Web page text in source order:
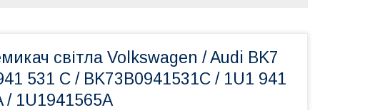
світла Volkswagen / Audi BK7
531 C / BK73B0941531C / 1U1 941
/ 1U1941565A